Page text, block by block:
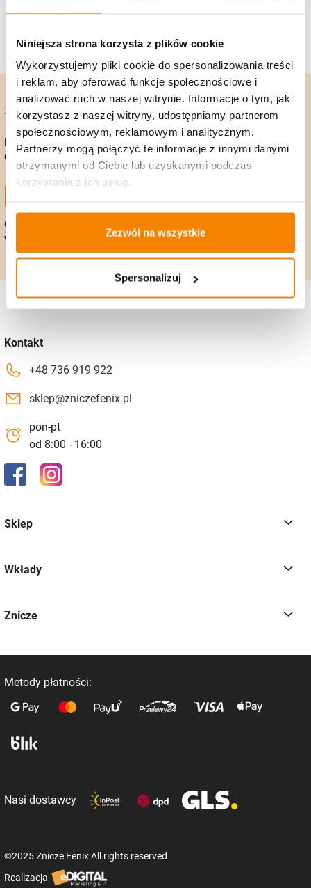
Niniejsza strona korzysta z plików cookie
Wykorzystujemy pliki cookie do spersonalizowania treści
i reklam, aby oferować funkcje społecznościowe i
analizować ruch w naszej witrynie. Informacje o tym, jak
korzystasz z naszej witryny, udostępniamy partnerom
społecznościowym, reklamowym i analitycznym.
Partnerzy mogą połączyć te informacje z innymi danymi
otrzymanymi od Ciebie lub uzyskanymi podczas
korzystania z ich usług.
Zezwól na wszystkie
Spersonalizuj
Liczne rabaty i promocje
Bezpieczna
dostawa!
Zamów, a my wyślemy
towar w 24h!
Gwarancja zwrotu
w 14 dni
na rynku
Kontakt
+48 736 919 922
sklep@zniczefenix.pl
pon-pt
od 8:00 - 16:00
Sklep
Wkłady
Znicze
Metody płatności:
Nasi dostawcy
©2025 Znicze Fenix All rights reserved
Realizacja